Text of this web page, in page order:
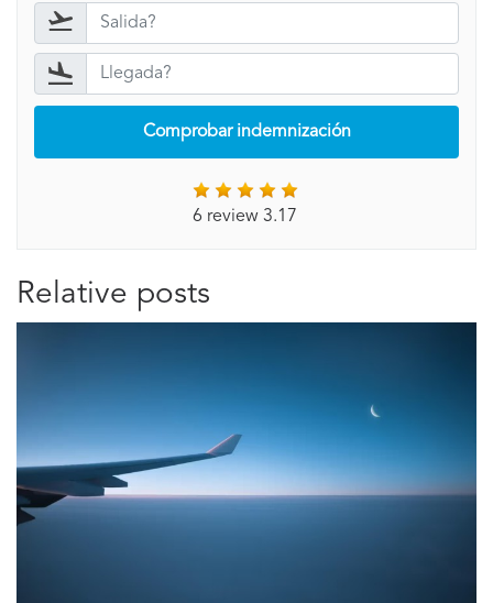
Comprobar indemnización
6 review 3.17
Relative posts